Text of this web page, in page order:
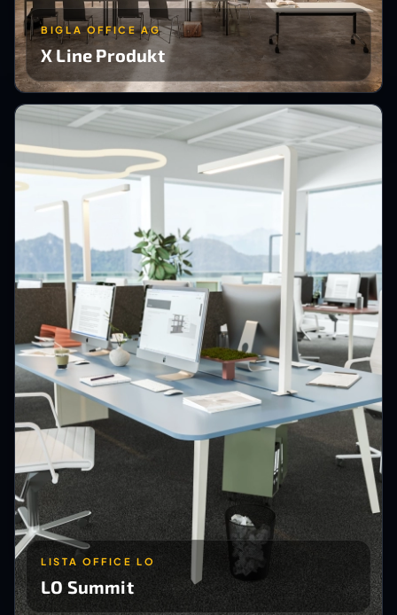
BIGLA OFFICE AG
X Line Produkt
LISTA OFFICE LO
LO Summit